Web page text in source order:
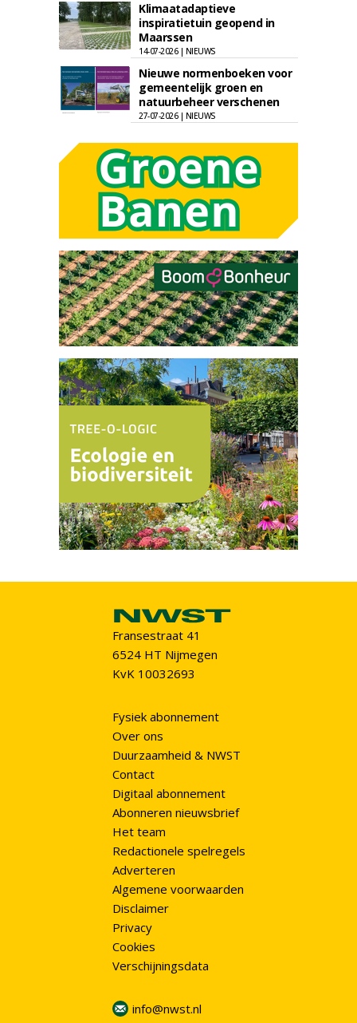
Klimaatadaptieve
inspiratietuin geopend in
Maarssen
14-07-2026 | NIEUWS
Nieuwe normenboeken voor
gemeentelijk groen en
natuurbeheer verschenen
27-07-2026 | NIEUWS
Fransestraat 41
6524 HT Nijmegen
KvK 10032693
Fysiek abonnement
Over ons
Duurzaamheid & NWST
Contact
Digitaal abonnement
Abonneren nieuwsbrief
Het team
Redactionele spelregels
Adverteren
Algemene voorwaarden
Disclaimer
Privacy
Cookies
Verschijningsdata
info@nwst.nl